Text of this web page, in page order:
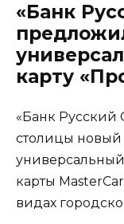
«Банк
карту
«Банк Русский
столицы новый
универсальный
карты
видах